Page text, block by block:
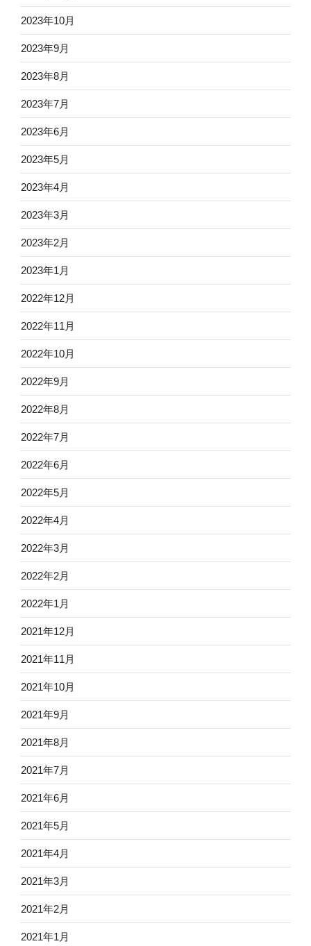
2023年10月
2023年9月
2023年8月
2023年7月
2023年6月
2023年5月
2023年4月
2023年3月
2023年2月
2023年1月
2022年12月
2022年11月
2022年10月
2022年9月
2022年8月
2022年7月
2022年6月
2022年5月
2022年4月
2022年3月
2022年2月
2022年1月
2021年12月
2021年11月
2021年10月
2021年9月
2021年8月
2021年7月
2021年6月
2021年5月
2021年4月
2021年3月
2021年2月
2021年1月